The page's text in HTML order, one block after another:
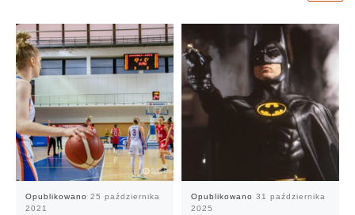
Opublikowano 25 października
2021
Opublikowano 31 października
2025